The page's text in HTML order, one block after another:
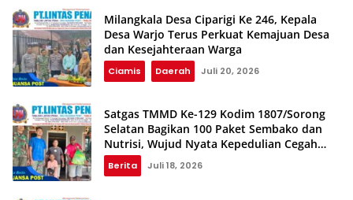
Milangkala Desa Ciparigi Ke 246, Kepala
Desa Warjo Terus Perkuat Kemajuan Desa
dan Kesejahteraan Warga
Ciamis Daerah Juli 20, 2026
Satgas TMMD Ke-129 Kodim 1807/Sorong
Selatan Bagikan 100 Paket Sembako dan
Nutrisi, Wujud Nyata Kepedulian Cegah
Stunting
Berita Juli 18, 2026